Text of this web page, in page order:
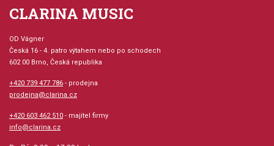
Počet stran: 136
hudební úprava: klavír / akordy
Obsazení: solo
Odběr minimálně 1 kus
Výrobce: Hal Leonard Corporation
CLARINA MUSIC
OD Vágner
Česká 16 - 4. patro výtahem nebo po schodech
602 00 Brno, Česká republika
+420 739 477 786 - prodejna
prodejna@clarina.cz
+420 603 462 510 - majitel firmy
info@clarina.cz